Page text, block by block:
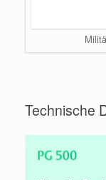
Technische